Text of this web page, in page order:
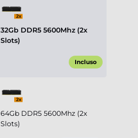
32Gb DDR5 5600Mhz (2x
Slots)
Incluso
64Gb DDR5 5600Mhz (2x
Slots)